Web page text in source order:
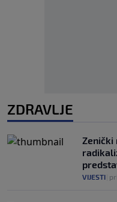
ZDRAVLJE
Zenički
VIJESTI